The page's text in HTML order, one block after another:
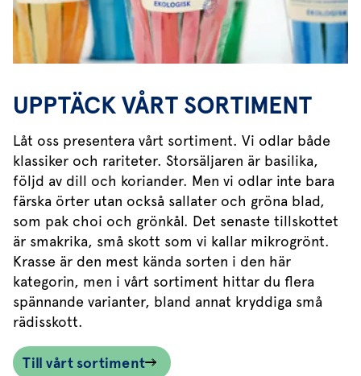
UPPTÄCK VÅRT SORTIMENT
Låt oss presentera vårt sortiment. Vi odlar både
klassiker och rariteter. Storsäljaren är basilika,
följd av dill och koriander. Men vi odlar inte bara
färska örter utan också sallater och gröna blad,
som pak choi och grönkål. Det senaste tillskottet
är smakrika, små skott som vi kallar mikrogrönt.
Krasse är den mest kända sorten i den här
kategorin, men i vårt sortiment hittar du flera
spännande varianter, bland annat kryddiga små
rädisskott.
Till vårt sortiment